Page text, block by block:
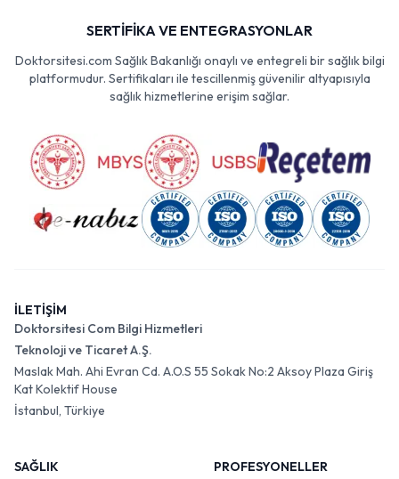
SERTİFİKA VE ENTEGRASYONLAR
Doktorsitesi.com Sağlık Bakanlığı onaylı ve entegreli bir sağlık bilgi
platformudur. Sertifikaları ile tescillenmiş güvenilir altyapısıyla
sağlık hizmetlerine erişim sağlar.
İLETİŞİM
Doktorsitesi Com Bilgi Hizmetleri
Teknoloji ve Ticaret A.Ş.
Maslak Mah. Ahi Evran Cd. A.O.S 55 Sokak No:2 Aksoy Plaza Giriş
Kat Kolektif House
İstanbul, Türkiye
SAĞLIK
PROFESYONELLER